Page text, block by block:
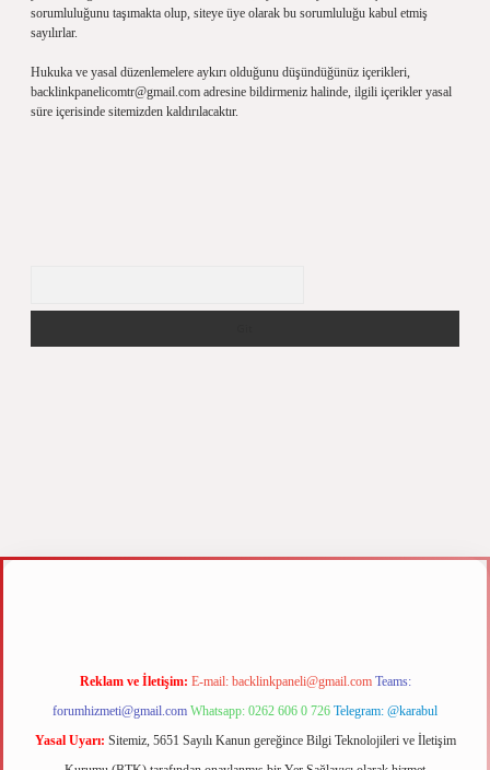
sorumluluğunu taşımakta olup, siteye üye olarak bu sorumluluğu kabul etmiş
sayılırlar.
Hukuka ve yasal düzenlemelere aykırı olduğunu düşündüğünüz içerikleri,
backlinkpanelicomtr@gmail.com adresine bildirmeniz halinde, ilgili içerikler yasal
süre içerisinde sitemizden kaldırılacaktır.
m elexbet
Reklam ve İletişim: E-mail: backlinkpaneli@gmail.com Teams:
forumhizmeti@gmail.com Whatsapp: 0262 606 0 726 Telegram: @karabul
Yasal Uyarı: Sitemiz, 5651 Sayılı Kanun gereğince Bilgi Teknolojileri ve İletişim